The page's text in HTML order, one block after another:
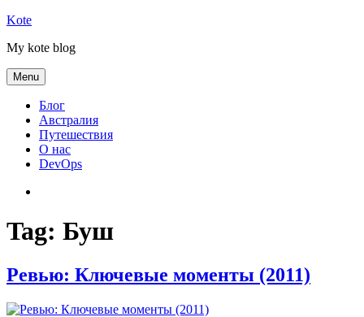
Skip
content
Kote
My kote blog
Menu
Блог
Австралия
Путешествия
О нас
DevOps
Tag: Буш
Ревью: Ключевые моменты (2011)